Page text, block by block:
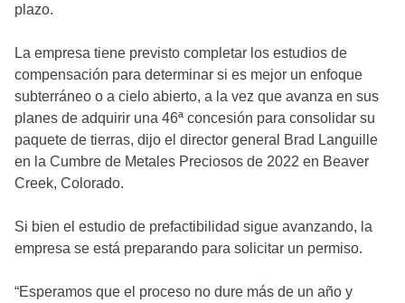
plazo.
La empresa tiene previsto completar los estudios de
compensación para determinar si es mejor un enfoque
subterráneo o a cielo abierto, a la vez que avanza en sus
planes de adquirir una 46ª concesión para consolidar su
paquete de tierras, dijo el director general Brad Languille
en la Cumbre de Metales Preciosos de 2022 en Beaver
Creek, Colorado.
Si bien el estudio de prefactibilidad sigue avanzando, la
empresa se está preparando para solicitar un permiso.
“Esperamos que el proceso no dure más de un año y